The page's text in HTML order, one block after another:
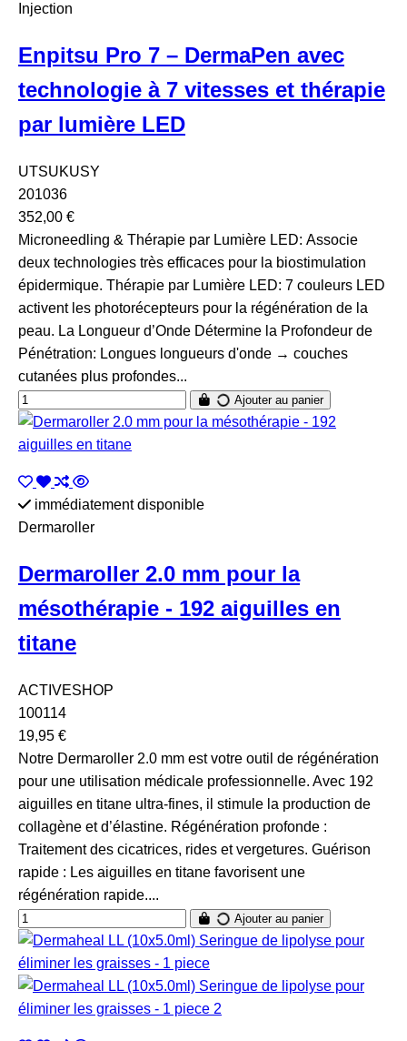
Injection
Enpitsu Pro 7 – DermaPen avec
technologie à 7 vitesses et thérapie
par lumière LED
UTSUKUSY
201036
352,00 €
Microneedling & Thérapie par Lumière LED: Associe
deux technologies très efficaces pour la biostimulation
épidermique. Thérapie par Lumière LED: 7 couleurs LED
activent les photorécepteurs pour la régénération de la
peau. La Longueur d’Onde Détermine la Profondeur de
Pénétration: Longues longueurs d'onde → couches
cutanées plus profondes...
Ajouter au panier
immédiatement disponible
Dermaroller
Dermaroller 2.0 mm pour la
mésothérapie - 192 aiguilles en
titane
ACTIVESHOP
100114
19,95 €
Notre Dermaroller 2.0 mm est votre outil de régénération
pour une utilisation médicale professionnelle. Avec 192
aiguilles en titane ultra-fines, il stimule la production de
collagène et d’élastine. Régénération profonde :
Traitement des cicatrices, rides et vergetures. Guérison
rapide : Les aiguilles en titane favorisent une
régénération rapide....
Ajouter au panier